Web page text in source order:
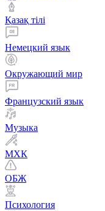
Қазақ тiлi
Немецкий язык
Окружающий мир
Французский язык
Музыка
МХК
ОБЖ
Психология